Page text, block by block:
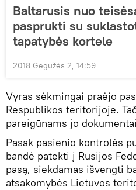
Baltarusis nuo
pasprukti su
tapatybės kortele
2018 Gegužės 2, 14:59
Vyras sėkmingai praėjo
Respublikos teritorijoje.
pareigūnams jo
Pasak pasienio kontrolės
bandė patekti į Rusijos
pasą, siekdamas išvengti
atsakomybės Lietuvos